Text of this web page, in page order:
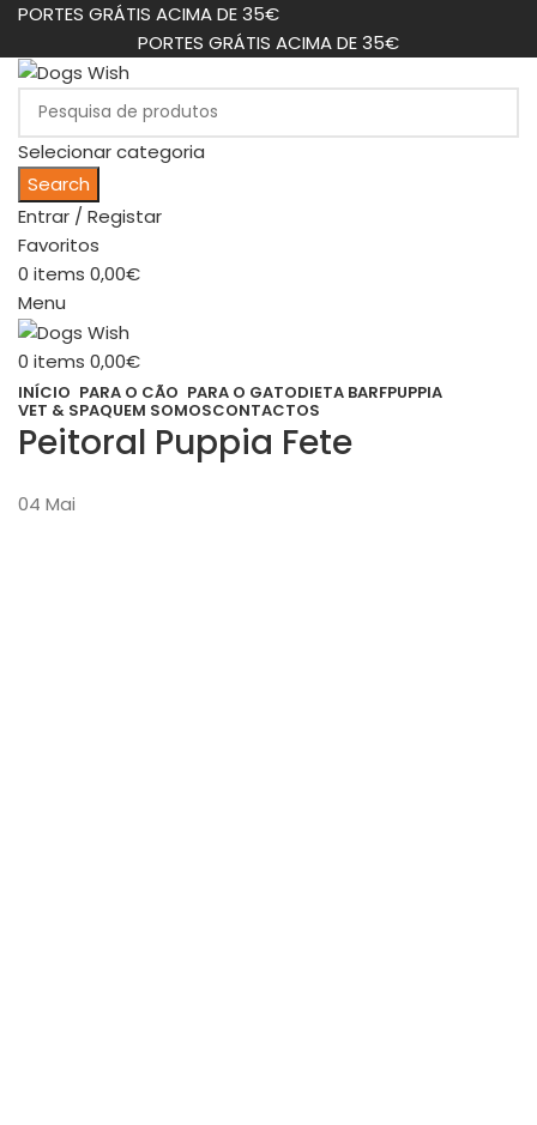
PORTES GRÁTIS ACIMA DE 35€
PORTES GRÁTIS ACIMA DE 35€
Selecionar categoria
Search
Entrar / Registar
Favoritos
0 items 0,00€
Menu
0 items 0,00€
INÍCIO PARA O CÃO PARA O GATODIETA BARFPUPPIA
VET & SPAQUEM SOMOSCONTACTOS
Peitoral Puppia Fete
04 Mai